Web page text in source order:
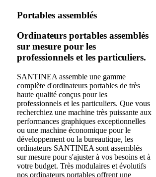
Portables assemblés
Ordinateurs portables assemblés
sur mesure pour les
professionnels et les particuliers.
SANTINEA assemble une gamme
complète d'ordinateurs portables de très
haute qualité conçus pour les
professionnels et les particuliers. Que vous
recherchiez une machine très puissante aux
performances graphiques exceptionnelles
ou une machine économique pour le
développement ou la bureautique, les
ordinateurs SANTINEA sont assemblés
sur mesure pour s'ajuster à vos besoins et à
votre budget. Très modulaires et évolutifs
nos ordinateurs portables offrent une